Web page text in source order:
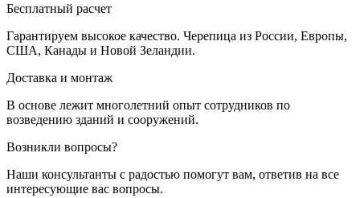
Бесплатный расчет
Гарантируем высокое качество. Черепица из России, Европы,
США, Канады и Новой Зеландии.
Доставка и монтаж
В основе лежит многолетний опыт сотрудников по
возведению зданий и сооружений.
Возникли вопросы?
Наши консультанты с радостью помогут вам, ответив на все
интересующие вас вопросы.